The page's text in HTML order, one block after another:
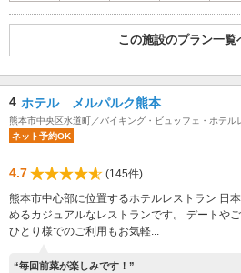
この施設のプラン一覧
4 ホテル メルパルク熊本
熊本市中央区水道町／バイキング・ビュッフェ・ホテル
ネット予約OK
4.7
(145件)
熊本市中心部に位置するホテルレストラン 日
めるカジュアルなレストランです。 デートや
ひとり様でのご利用もお気軽...
“毎回前菜が楽しみです！”